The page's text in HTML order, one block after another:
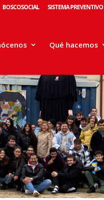
BOSCOSOCIAL SISTEMA PREVENTIVO
Qué hacemos